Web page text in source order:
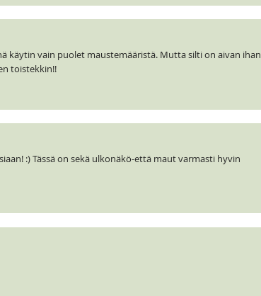
käytin vain puolet maustemääristä. Mutta silti on aivan
toistekkin!!
:) Tässä on sekä ulkonäkö-että maut varmasti hyvin